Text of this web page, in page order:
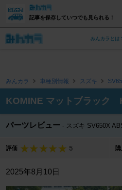
記事を保存していつでも見られる！
みんカラとは
みんカラ 車種別情報 スズキ
KOMINE マットブラック
パーツレビュー スズキ SV650X
評価 5
2025年8月10日